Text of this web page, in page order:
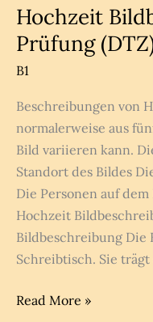
beschreiben
Hochzeit
Prüfung
B1
Beschreibungen von
normalerweise aus
Bild variieren kann.
Standort des Bildes
Die Personen auf
Hochzeit
Bildbeschreibung Die
Schreibtisch. Sie
Hochzeit
Read More »